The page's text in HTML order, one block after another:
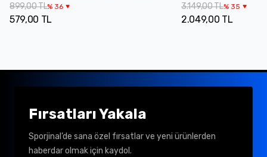
899,00 TL% 36
579,00 TL
3.149,00 TL% 35
2.049,00 TL
Fırsatları Yakala
Sporjinal’de sana özel fırsatlar ve yeni ürünlerden
haberdar olmak için kaydol.